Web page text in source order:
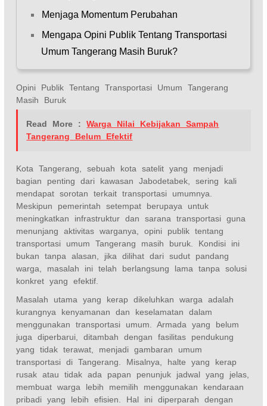
Menjaga Momentum Perubahan
Mengapa Opini Publik Tentang Transportasi
Umum Tangerang Masih Buruk?
Opini Publik Tentang Transportasi Umum Tangerang
Masih Buruk
Read More :Warga Nilai Kebijakan Sampah
Tangerang Belum Efektif
Kota Tangerang, sebuah kota satelit yang menjadi
bagian penting dari kawasan Jabodetabek, sering kali
mendapat sorotan terkait transportasi umumnya.
Meskipun pemerintah setempat berupaya untuk
meningkatkan infrastruktur dan sarana transportasi guna
menunjang aktivitas warganya, opini publik tentang
transportasi umum Tangerang masih buruk. Kondisi ini
bukan tanpa alasan, jika dilihat dari sudut pandang
warga, masalah ini telah berlangsung lama tanpa solusi
konkret yang efektif.
Masalah utama yang kerap dikeluhkan warga adalah
kurangnya kenyamanan dan keselamatan dalam
menggunakan transportasi umum. Armada yang belum
juga diperbarui, ditambah dengan fasilitas pendukung
yang tidak terawat, menjadi gambaran umum
transportasi di Tangerang. Misalnya, halte yang kerap
rusak atau tidak ada papan penunjuk jadwal yang jelas,
membuat warga lebih memilih menggunakan kendaraan
pribadi yang lebih efisien. Hal ini diperparah dengan